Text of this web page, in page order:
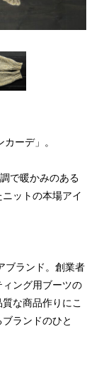
ーデ」。
で暖かみのある
ットの本場アイ
ブランド。創業者
ング用ブーツの
な商品作りにこ
ランドのひと